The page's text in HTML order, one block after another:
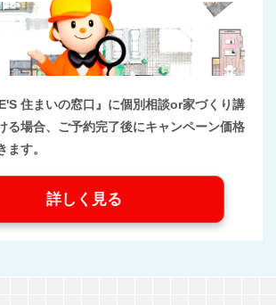
住まいの窓口』に個別相談or家づくり講
る場合、ご予約完了後にキャンペーン価格
す。
詳しく見る